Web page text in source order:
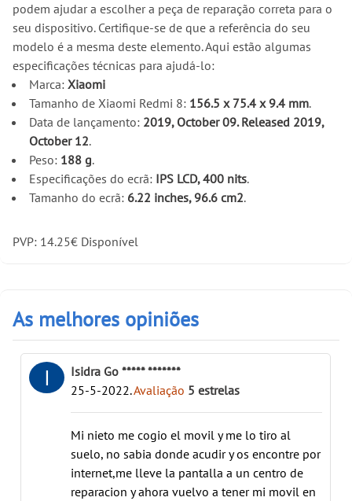
podem ajudar a escolher a peça de reparação correta para o
seu dispositivo. Certifique-se de que a referência do seu
modelo é a mesma deste elemento. Aqui estão algumas
especificações técnicas para ajudá-lo:
Marca: Xiaomi
Tamanho de Xiaomi Redmi 8: 156.5 x 75.4 x 9.4 mm.
Data de lançamento: 2019, October 09. Released 2019,
October 12.
Peso: 188 g.
Especificações do ecrã: IPS LCD, 400 nits.
Tamanho do ecrã: 6.22 inches, 96.6 cm2.
PVP: 14.25€ Disponível
As melhores opiniões
I
Isidra Go ***** *******
25-5-2022.Avaliação 5 estrelas
Mi nieto me cogio el movil y me lo tiro al
suelo, no sabia donde acudir y os encontre por
internet,me lleve la pantalla a un centro de
reparacion y ahora vuelvo a tener mi movil en